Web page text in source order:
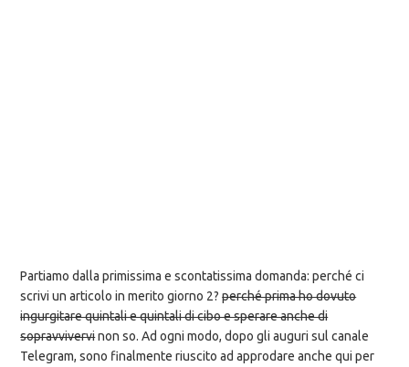
Partiamo dalla primissima e scontatissima domanda: perché ci
scrivi un articolo in merito giorno 2?perché prima ho dovuto
ingurgitare quintali e quintali di cibo e sperare anche di
sopravvivervinon so. Ad ogni modo, dopo gli auguri sul canale
Telegram, sono finalmente riuscito ad approdare anche qui per